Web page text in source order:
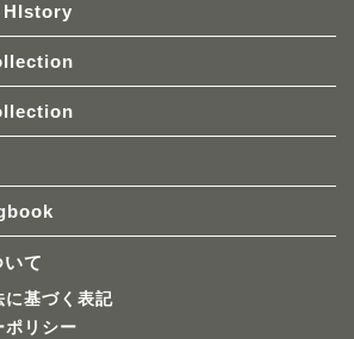
HIstory
て
に基づく表記
ポリシー